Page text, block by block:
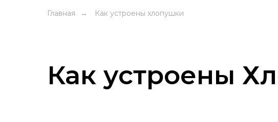
Главная → Как устроены хлопушки
Как устроены